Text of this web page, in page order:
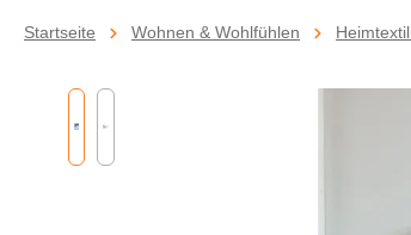
Startseite Wohnen & Wohlfühlen
Bildergalerie überspringen